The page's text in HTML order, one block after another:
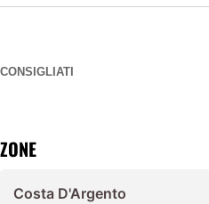
CONSIGLIATI
ZONE
Costa D'Argento